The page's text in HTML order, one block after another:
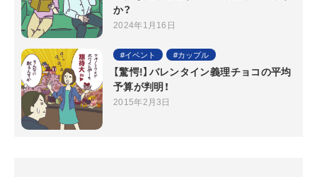
か？
2024年1月16日
イベント カップル
【驚愕!】バレンタイン義理チョコの平均
予算が判明！
2015年2月3日